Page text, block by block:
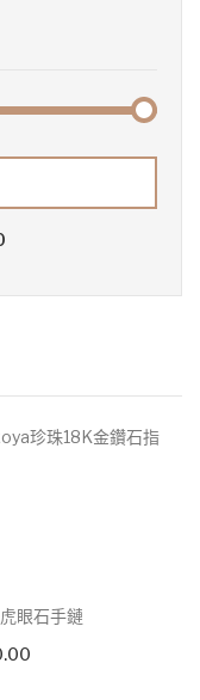
珍珠18K金鑽石指
眼石手鏈
Price